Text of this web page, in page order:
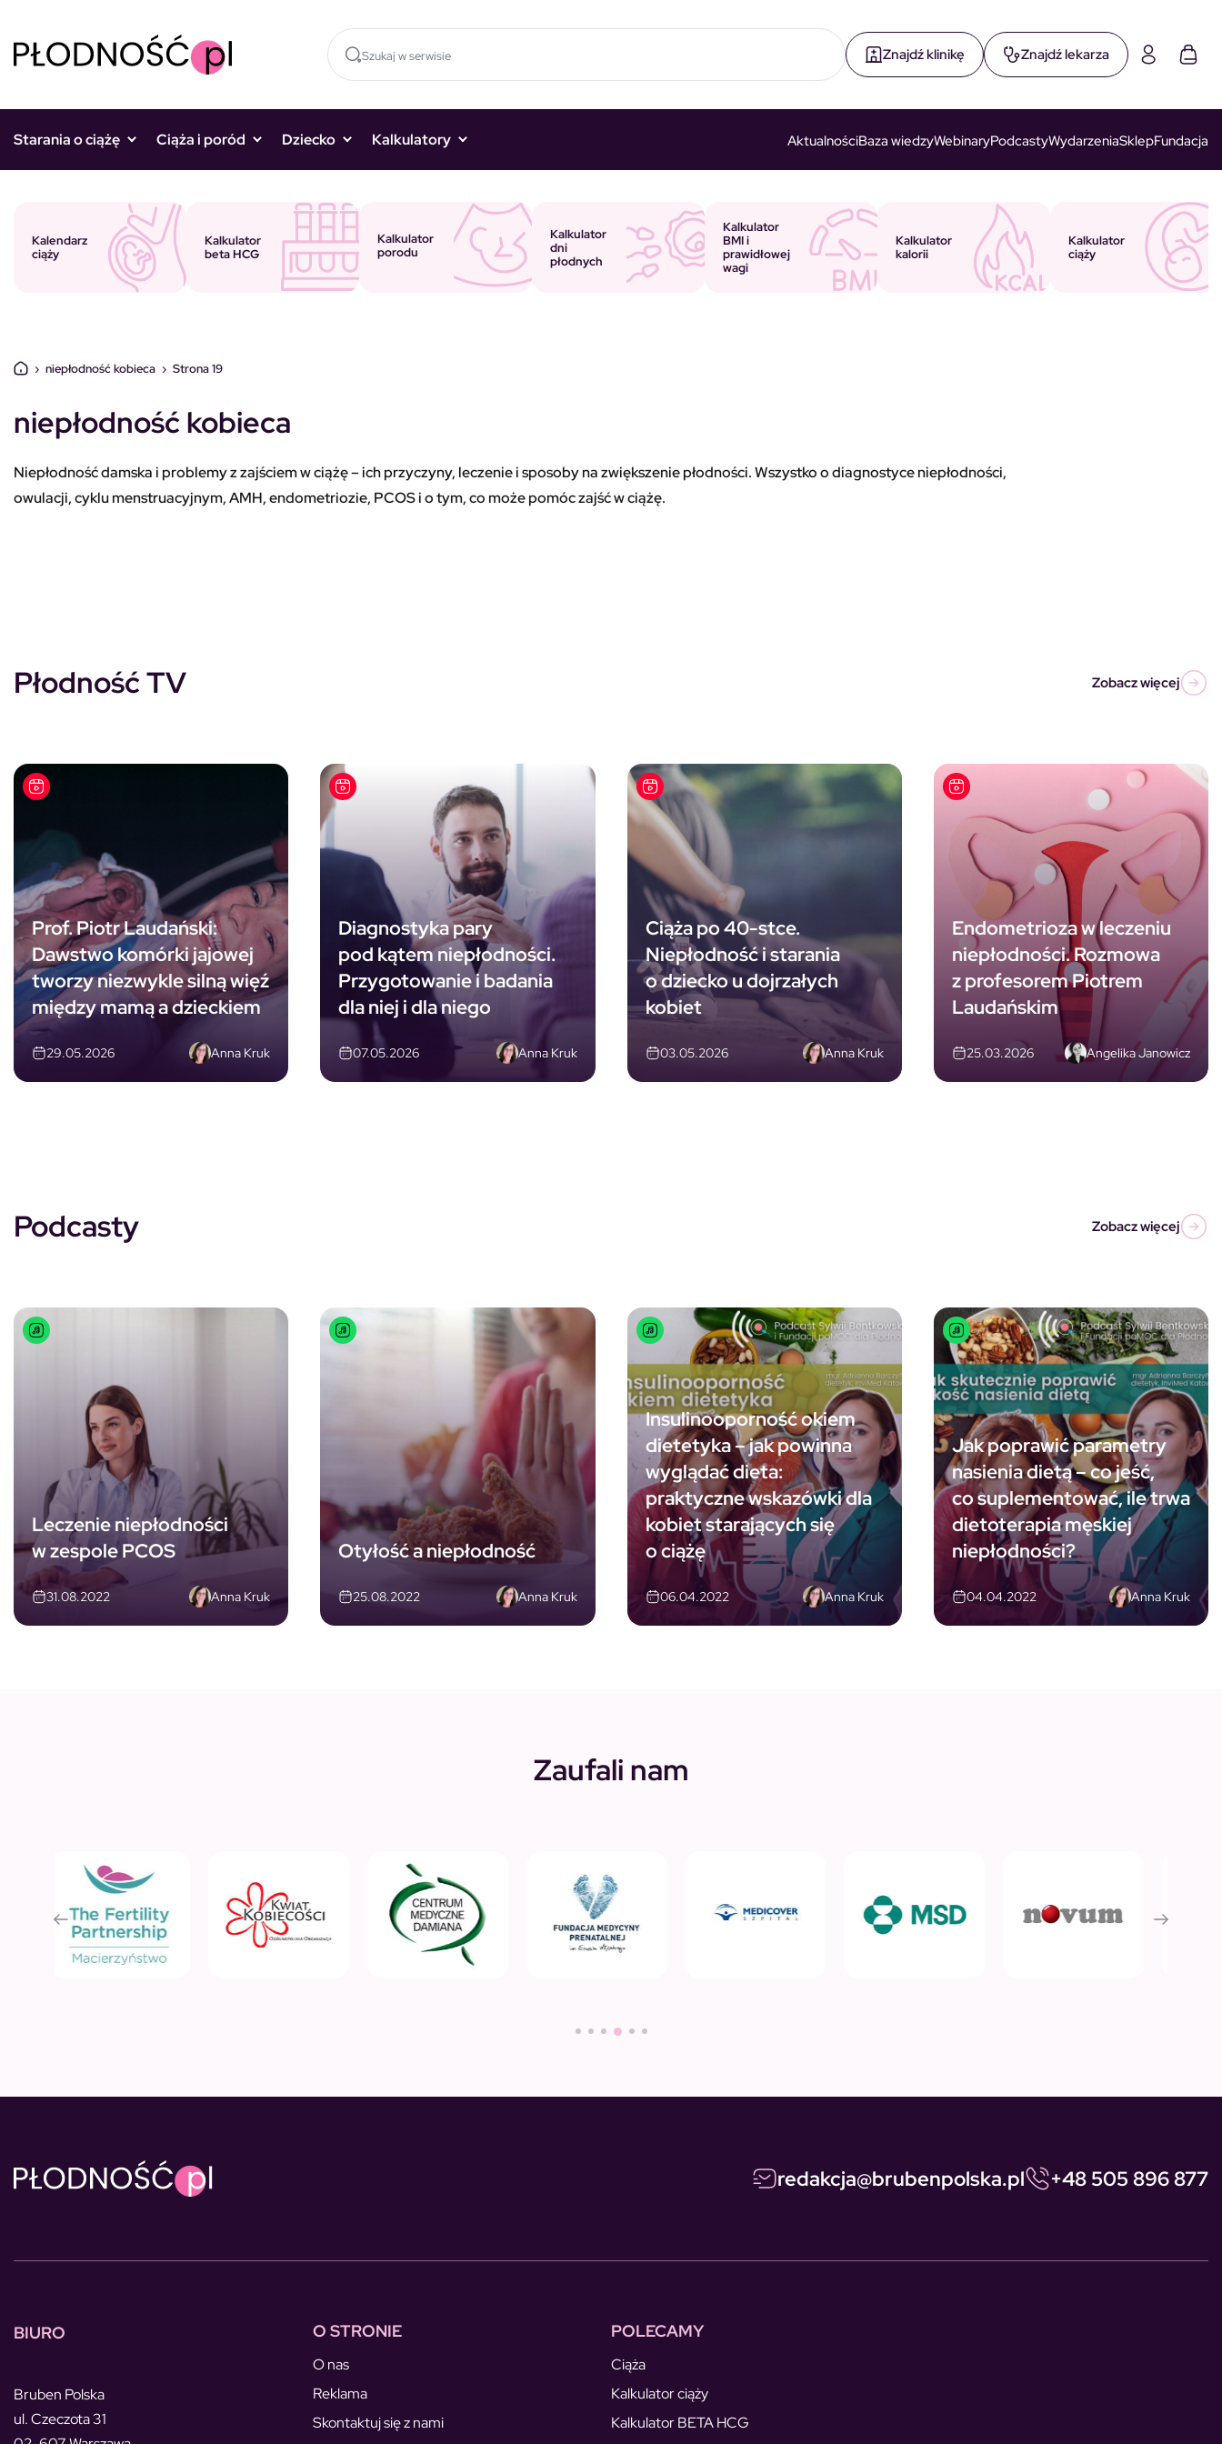
Znajdź klinikę Znajdź lekarza
Starania o ciążę Ciąża i poród Dziecko Kalkulatory AktualnościBaza wiedzyWebinaryPodcastyWydarzeniaSklepFundacja
Kalendarz
ciąży
Kalkulator
beta HCG
Kalkulator
porodu
Kalkulator
dni
płodnych
Kalkulator
BMI i
prawidłowej
wagi
Kalkulator
kalorii
Kalkulator
ciąży
› niepłodność kobieca › Strona 19
niepłodność kobieca
Niepłodność damska i problemy z zajściem w ciążę – ich przyczyny, leczenie i sposoby na zwiększenie płodności. Wszystko o diagnostyce niepłodności,
owulacji, cyklu menstruacyjnym, AMH, endometriozie, PCOS i o tym, co może pomóc zajść w ciążę.
Płodność TV Zobacz więcej
Prof. Piotr Laudański:
Dawstwo komórki jajowej
tworzy niezwykle silną więź
między mamą a dzieckiem
29.05.2026 Anna Kruk
Diagnostyka pary
pod kątem niepłodności.
Przygotowanie i badania
dla niej i dla niego
07.05.2026 Anna Kruk
Ciąża po 40-stce.
Niepłodność i starania
o dziecko u dojrzałych
kobiet
03.05.2026 Anna Kruk
Endometrioza w leczeniu
niepłodności. Rozmowa
z profesorem Piotrem
Laudańskim
25.03.2026 Angelika Janowicz
Podcasty Zobacz więcej
Leczenie niepłodności
w zespole PCOS
31.08.2022 Anna Kruk
Otyłość a niepłodność
25.08.2022 Anna Kruk
Insulinooporność okiem
dietetyka – jak powinna
wyglądać dieta:
praktyczne wskazówki dla
kobiet starających się
o ciążę
06.04.2022 Anna Kruk
Jak poprawić parametry
nasienia dietą – co jeść,
co suplementować, ile trwa
dietoterapia męskiej
niepłodności?
04.04.2022 Anna Kruk
Zaufali nam
redakcja@brubenpolska.pl +48 505 896 877
BIURO
Bruben Polska
ul. Czeczota 31
O STRONIE
O nas
Reklama
Skontaktuj się z nami
POLECAMY
Ciąża
Kalkulator ciąży
Kalkulator BETA HCG